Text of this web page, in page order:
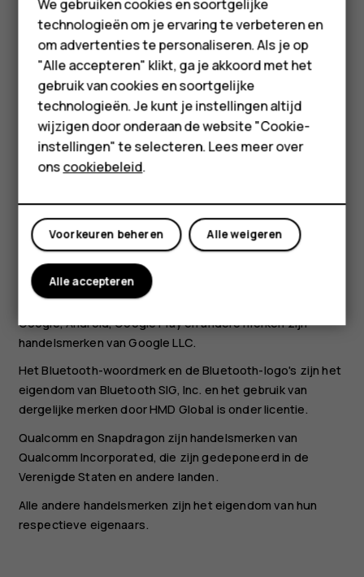
Accessoires
HMD Terra M
Voor bedrijven
Tablets
Shop
Mijn account
functies kan per regio verschillen. Neem contact op met
uw lokale dealer voor meer informatie en de
beschikbaarheid van taalopties.
Bepaalde functies, functionaliteit en productspecificaties
kunnen afhankelijk zijn van een netwerk. Hiervoor kunnen
extra voorwaarden gelden of extra kosten in rekening
worden gebracht.
Alle informatie kan zonder kennisgeving worden gewijzigd.
HMD Global van toepassing. Dit beleid is beschikbaar op
http://www.hmd.com/privacy.
HMD Global Oy is de exclusieve licentiehouder van het
merk Nokia voor telefoons en tablets. Nokia is een
gedeponeerd handelsmerk van Nokia Corporation.
Google, Android, Google Play en andere merken zijn
handelsmerken van Google LLC.
Het Bluetooth-woordmerk en de Bluetooth-logo's zijn het
eigendom van Bluetooth SIG, Inc. en het gebruik van
dergelijke merken door HMD Global is onder licentie.
Qualcomm en Snapdragon zijn handelsmerken van
Qualcomm Incorporated, die zijn gedeponeerd in de
Verenigde Staten en andere landen.
Alle andere handelsmerken zijn het eigendom van hun
respectieve eigenaars.
We gebruiken cookies en soortgelijke
technologieën om je ervaring te verbeteren en
om advertenties te personaliseren. Als je op
"Alle accepteren" klikt, ga je akkoord met het
gebruik van cookies en soortgelijke
technologieën. Je kunt je instellingen altijd
wijzigen door onderaan de website "Cookie-
instellingen" te selecteren. Lees meer over
onscookiebeleid.
Alle weigeren
Voorkeuren beheren
Alle accepteren